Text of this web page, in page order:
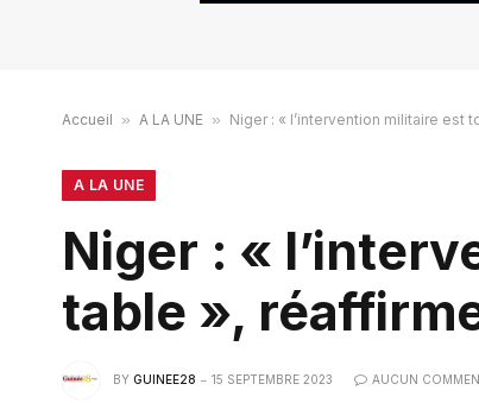
Accueil » A LA UNE » Niger : « l’intervention militaire est
A LA UNE
Niger : «
table »,
BY GUINEE28 15 SEPTEMBRE 2023 AUCUN